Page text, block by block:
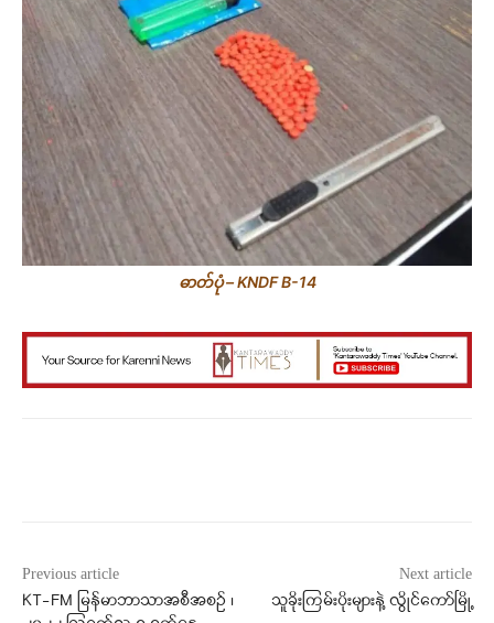
ဓာတ်ပုံ – KNDF B-14
Previous article
KT-FM မြန်မာဘာသာအစီအစဉ် ၊
Next article
သူခိုးကြမ်းပိုးများနဲ့ လွိုင်ကော်မြို့